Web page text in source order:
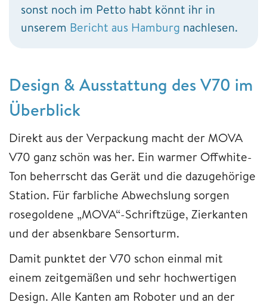
sonst noch im Petto habt könnt ihr in
unserem Bericht aus Hamburg nachlesen.
Design & Ausstattung des V70 im
Überblick
Direkt aus der Verpackung macht der MOVA
V70 ganz schön was her. Ein warmer Offwhite-
Ton beherrscht das Gerät und die dazugehörige
Station. Für farbliche Abwechslung sorgen
rosegoldene „MOVA“-Schriftzüge, Zierkanten
und der absenkbare Sensorturm.
Damit punktet der V70 schon einmal mit
einem zeitgemäßen und sehr hochwertigen
Design. Alle Kanten am Roboter und an der